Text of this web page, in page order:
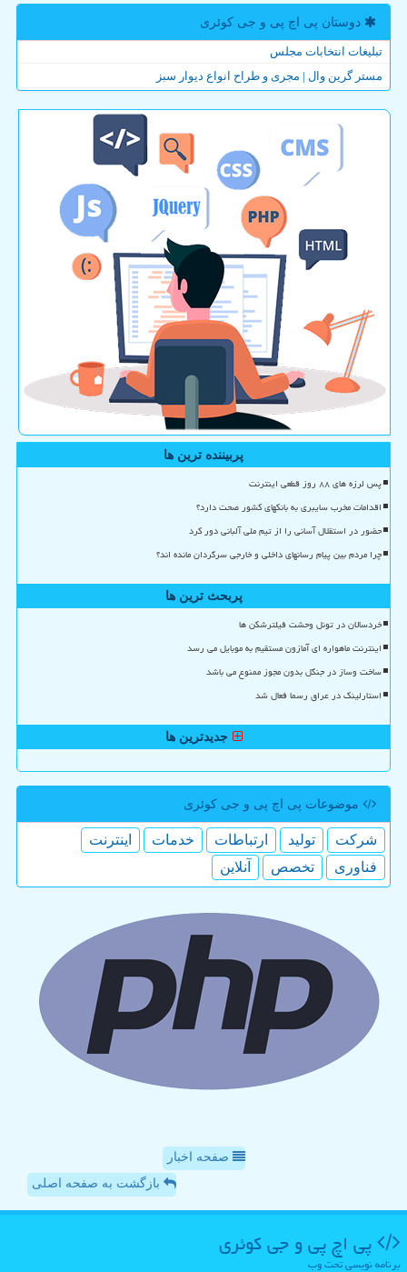
دوستان پی اچ پی و جی كوئری
تبلیغات انتخابات مجلس
مستر گرین وال | مجری و طراح انواع دیوار سبز
پربیننده ترین ها
پس لرزه های ۸۸ روز قطعی اینترنت
اقدامات مخرب سایبری به بانکهای کشور صحت دارد؟
حضور در استقلال آسانی را از تیم ملی آلبانی دور کرد
چرا مردم بین پیام رسانهای داخلی و خارجی سرگردان مانده اند؟
پربحث ترین ها
خردسالان در تونل وحشت فیلترشکن ها
اینترنت ماهواره ای آمازون مستقیم به موبایل می رسد
ساخت وساز در جنگل بدون مجوز ممنوع می باشد
استارلینک در عراق رسما فعال شد
جدیدترین ها
موضوعات پی اچ پی و جی كوئری
شركت تولید ارتباطات خدمات
اینترنت
فناوری
تخصص آنلاین
صفحه اخبار
بازگشت به صفحه اصلی
پی اچ پی و جی كوئری
برنامه نویسی تحت وب